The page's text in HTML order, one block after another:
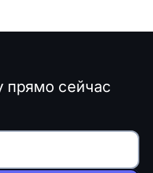
прямо сейчас